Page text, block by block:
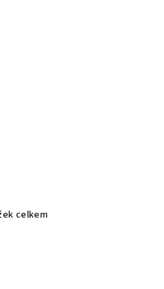
Ocelkem